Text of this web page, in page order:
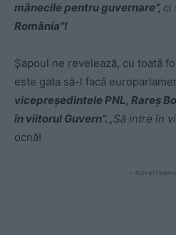
mânecile pentru guvernare”, ci
România”!
Șapoul ne revelează, cu toată
este gata să-l facă
vicepreședintele PNL, Rareș
în viitorul Guvern”.„Să intre în
ocnă!
-